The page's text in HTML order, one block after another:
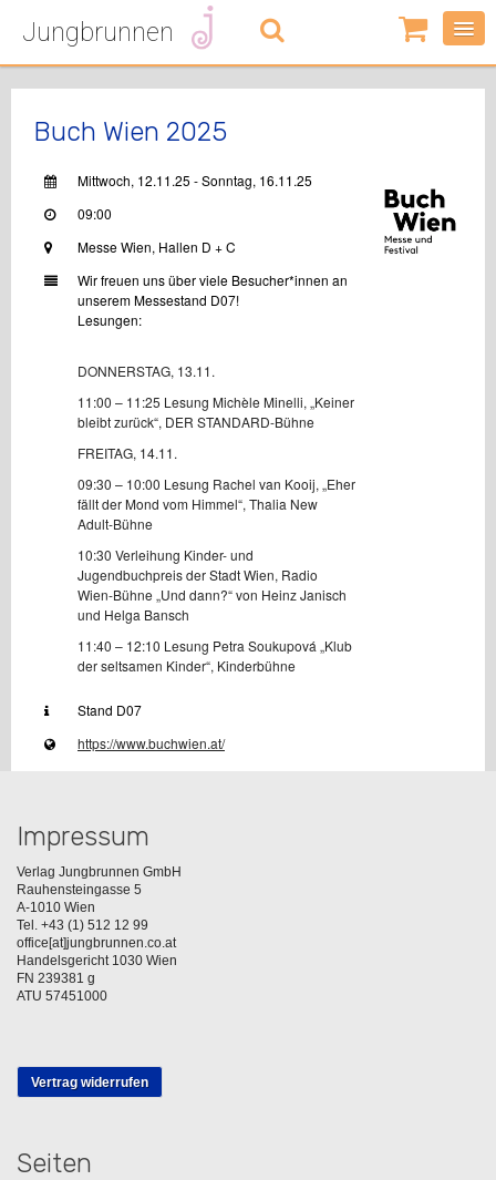
Jungbrunnen
0
Artikel
-
Buch Wien 2025
Mittwoch, 12.11.25 - Sonntag, 16.11.25
09:00
Messe Wien, Hallen D + C
Wir freuen uns über viele Besucher*innen an
unserem Messestand D07!
Lesungen:
DONNERSTAG, 13.11.
11:00 – 11:25 Lesung Michèle Minelli, „Keiner
bleibt zurück“, DER STANDARD-Bühne
FREITAG, 14.11.
09:30 – 10:00 Lesung Rachel van Kooij, „Eher
fällt der Mond vom Himmel“, Thalia New
Adult-Bühne
10:30 Verleihung Kinder- und
Jugendbuchpreis der Stadt Wien, Radio
Wien-Bühne „Und dann?“ von Heinz Janisch
und Helga Bansch
11:40 – 12:10 Lesung Petra Soukupová „Klub
der seltsamen Kinder“, Kinderbühne
Stand D07
https://www.buchwien.at/
Impressum
Verlag Jungbrunnen GmbH
Rauhensteingasse 5
A-1010 Wien
Tel. +43 (1) 512 12 99
office[at]jungbrunnen.co.at
Handelsgericht 1030 Wien
FN 239381 g
ATU 57451000
Vertrag widerrufen
Seiten